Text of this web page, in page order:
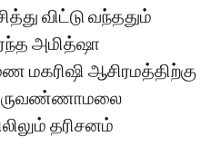
விட்டு வந்ததும்
அமித்ஷா
ஆசிரமத்திற்கு
தரிசனம்